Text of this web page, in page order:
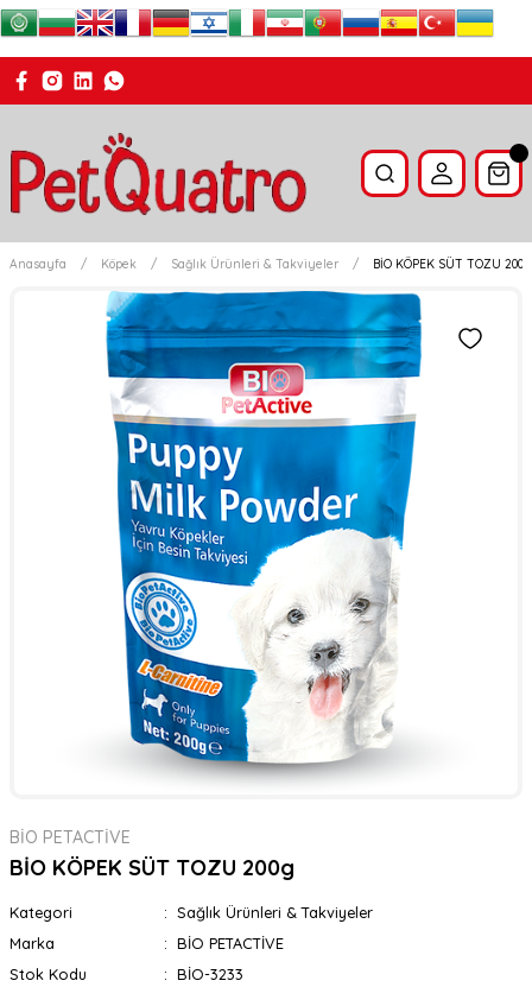
Anasayfa Köpek Sağlık Ürünleri & Takviyeler BİO KÖPEK SÜT TOZU 200g
BİO PETACTİVE
BİO KÖPEK SÜT TOZU 200g
Kategori
Sağlık Ürünleri & Takviyeler
Marka
BİO PETACTİVE
Stok Kodu
BİO-3233